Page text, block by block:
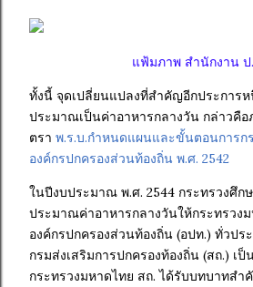
แฟ้มภาพ สำนักงาน ป
ทั้งนี้ จุดเปลี่ยนแปลงที่สำคัญอีกประการห
ประมาณเป็นค่าอาหารกลางวัน กล่าวคือ
ตรา พ.ร.บ.กำหนดแผนและขั้นตอนการก
องค์กรปกครองส่วนท้องถิ่น พ.ศ. 2542
ในปีงบประมาณ พ.ศ. 2544 กระทรวงศึก
ประมาณค่าอาหารกลางวันให้กระทรวง
องค์กรปกครองส่วนท้องถิ่น (อปท.) ทั่วปร
กรมส่งเสริมการปกครองท้องถิ่น (สถ.) เ
กระทรวงมหาดไทย สถ. ได้รับบทบาทสำ